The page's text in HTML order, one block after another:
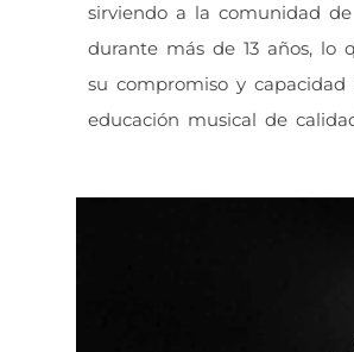
sirviendo a la comunidad
durante más de 13 años, lo
su compromiso y
educación musical de